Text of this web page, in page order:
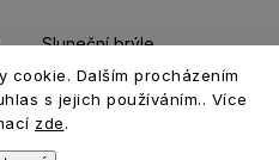
cookie. Dalším procházením
s jejich používáním.. Více
zde.
Sluneční brýle
Kontaktní čočky
oční kapky